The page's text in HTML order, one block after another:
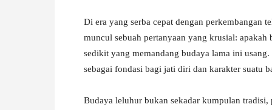
Di era yang serba cepat dengan perkembangan
muncul sebuah pertanyaan yang krusial:
sedikit yang memandang budaya lama ini
sebagai fondasi bagi jati diri dan karakter suatu
Budaya leluhur bukan sekadar kumpulan